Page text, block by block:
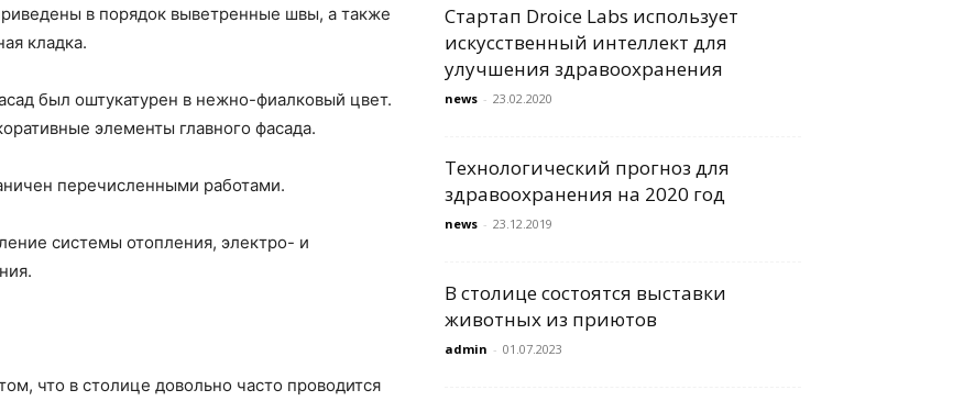
в порядок выветренные швы, а также
кладка.
был оштукатурен в нежно-фиалковый цвет.
элементы главного фасада.
перечисленными работами.
системы отопления, электро- и
что в столице довольно часто проводится
Стартап Droice Labs использует
искусственный интеллект для
улучшения здравоохранения
news - 23.02.2020
Технологический прогноз для
здравоохранения на 2020 год
news - 23.12.2019
В столице состоятся выставки
животных из приютов
admin - 01.07.2023